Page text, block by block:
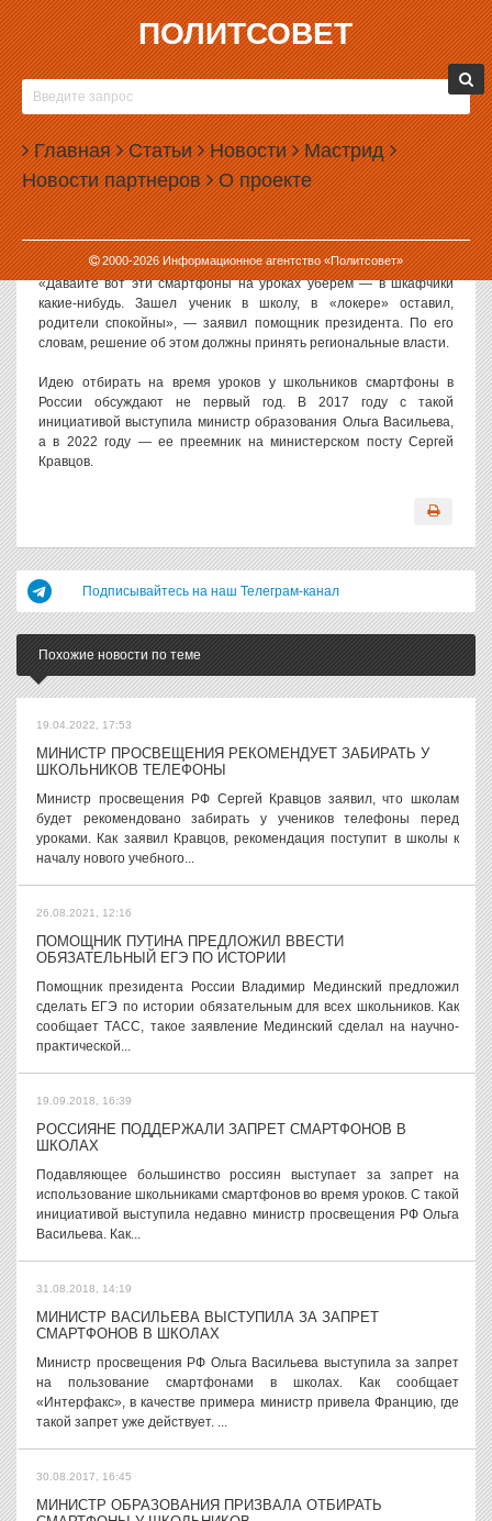
ПОЛИТСОВЕТ
Главная Статьи Новости Мастрид
Новости партнеров О проекте
2000-2026Информационное агентство «Политсовет»
30.08.2022, 16:18
ПОМОЩНИК ПРЕЗИДЕНТА ПРИЗВАЛ
ОТБИРАТЬ У ШКОЛЬНИКОВ СМАРТФОНЫ
Помощник президента РФ Владимир Мединский призвал
забирать у школьников перед уроками смартфоны.
Каксообщает «Интерфакс», с такой инициативой Мединский
выступил на московском педсовете.
«Давайте вот эти смартфоны на уроках уберем — в шкафчики
какие-нибудь. Зашел ученик в школу, в «локере» оставил,
родители спокойны», — заявил помощник президента. По его
словам, решение об этом должны принять региональные власти.
Идею отбирать на время уроков у школьников смартфоны в
России обсуждают не первый год. В 2017 году с такой
инициативой выступила министр образования Ольга Васильева,
а в 2022 году — ее преемник на министерском посту Сергей
Кравцов.
Подписывайтесь на наш Телеграм-канал
Похожие новости по теме
19.04.2022, 17:53
МИНИСТР ПРОСВЕЩЕНИЯ РЕКОМЕНДУЕТ ЗАБИРАТЬ У
ШКОЛЬНИКОВ ТЕЛЕФОНЫ
Министр просвещения РФ Сергей Кравцов заявил, что школам
будет рекомендовано забирать у учеников телефоны перед
уроками. Как заявил Кравцов, рекомендация поступит в школы к
началу нового учебного...
26.08.2021, 12:16
ПОМОЩНИК ПУТИНА ПРЕДЛОЖИЛ ВВЕСТИ
ОБЯЗАТЕЛЬНЫЙ ЕГЭ ПО ИСТОРИИ
Помощник президента России Владимир Мединский предложил
сделать ЕГЭ по истории обязательным для всех школьников. Как
сообщает ТАСС, такое заявление Мединский сделал на научно-
практической...
19.09.2018, 16:39
РОССИЯНЕ ПОДДЕРЖАЛИ ЗАПРЕТ СМАРТФОНОВ В
ШКОЛАХ
Подавляющее большинство россиян выступает за запрет на
использование школьниками смартфонов во время уроков. С такой
инициативой выступила недавно министр просвещения РФ Ольга
Васильева. Как...
31.08.2018, 14:19
МИНИСТР ВАСИЛЬЕВА ВЫСТУПИЛА ЗА ЗАПРЕТ
СМАРТФОНОВ В ШКОЛАХ
Министр просвещения РФ Ольга Васильева выступила за запрет
на пользование смартфонами в школах. Как сообщает
«Интерфакс», в качестве примера министр привела Францию, где
такой запрет уже действует. ...
30.08.2017, 16:45
МИНИСТР ОБРАЗОВАНИЯ ПРИЗВАЛА ОТБИРАТЬ